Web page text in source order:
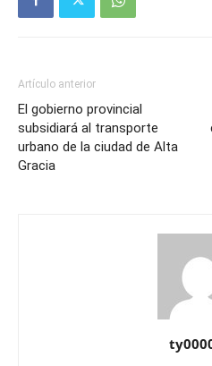
Artículo anterior
El gobierno provincial
subsidiará al transporte
urbano de la ciudad de Alta
Gracia